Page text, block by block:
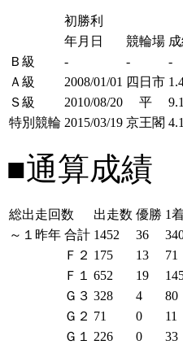
初勝利
年月日
競輪場
Ｂ級
- - -
Ａ級
2008/01/01 四日市
Ｓ級
2010/08/20 平
特別競輪 2015/03/19 京王閣
■通算成績
総出走回数 出走数 優勝 1
～１昨年 合計 1452 36
Ｆ２ 175 13 71
Ｆ１
652 19
Ｇ３ 328 4 80
Ｇ２ 71 0 11
Ｇ１
226 0 33